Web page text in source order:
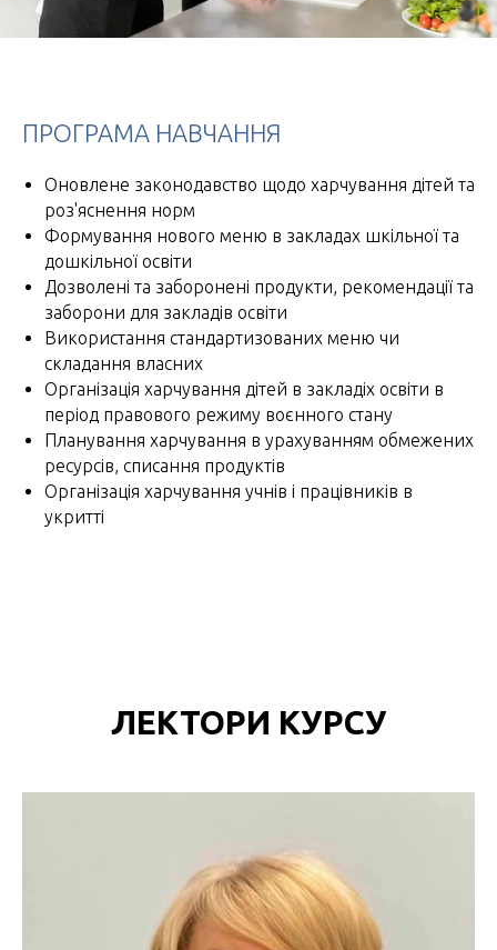
ПРОГРАМА НАВЧАННЯ
Оновлене законодавство щодо харчування дітей та
роз'яснення норм
Формування нового меню в закладах шкільної та
дошкільної освіти
Дозволені та заборонені продукти, рекомендації та
заборони для закладів освіти
Використання стандартизованих меню чи
складання власних
Організація харчування дітей в закладіх освіти в
період правового режиму воєнного стану
Планування харчування в урахуванням обмежених
ресурсів, списання продуктів
Організація харчування учнів і працівників в
укритті
ЛЕКТОРИ КУРСУ